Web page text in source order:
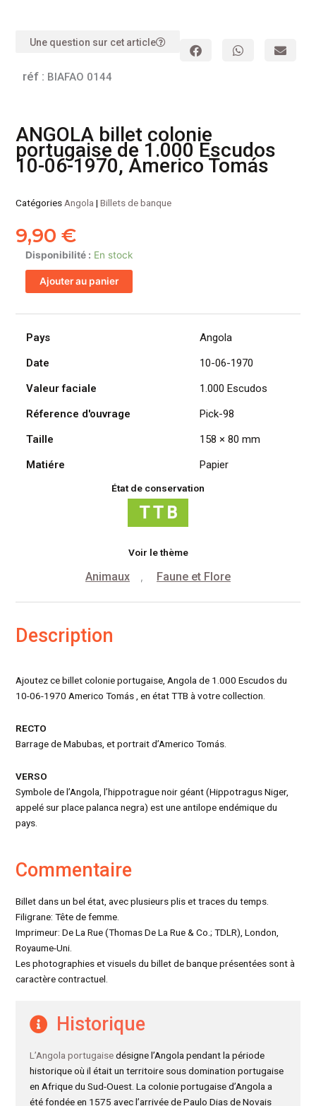
Une question sur cet article
réf : BIAFAO 0144
ANGOLA billet colonie
portugaise de 1.000 Escudos
10-06-1970, Americo Tomás
Catégories Angola |Billets de banque
9,90€
Disponibilité : En stock
quantité
de
ANGOLA
colonie
portugaise
1.000
10-
06-
Americo
Ajouter au panier
Pays
Angola
Date
10-06-1970
Valeur faciale
1.000 Escudos
Réference d'ouvrage
Pick-98
Taille
158 × 80 mm
Matiére
Papier
État de conservation
Voir le thème
Animaux , Faune et Flore
Description
Ajoutez ce billet colonie portugaise, Angola de 1.000 Escudos du
10-06-1970 Americo Tomás , en état TTB à votre collection.
RECTO
Barrage de Mabubas, et portrait d’Americo Tomás.
VERSO
Symbole de l’Angola, l’hippotrague noir géant (Hippotragus Niger,
appelé sur place palanca negra) est une antilope endémique du
pays.
Commentaire
Billet dans un bel état, avec plusieurs plis et traces du temps.
Filigrane: Tête de femme.
Imprimeur: De La Rue (Thomas De La Rue & Co.; TDLR), London,
Royaume-Uni.
Les photographies et visuels du billet de banque présentées sont à
caractère contractuel.
Historique
L’Angola portugaisedésigne l’Angola pendant la période
historique où il était un territoire sous domination portugaise
en Afrique du Sud-Ouest. La colonie portugaise d’Angola a
été fondée en 1575 avec l’arrivée de Paulo Dias de Novais